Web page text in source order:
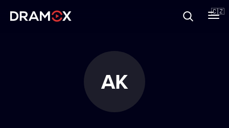
🇨🇿
AK